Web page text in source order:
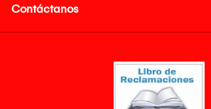
Contáctanos